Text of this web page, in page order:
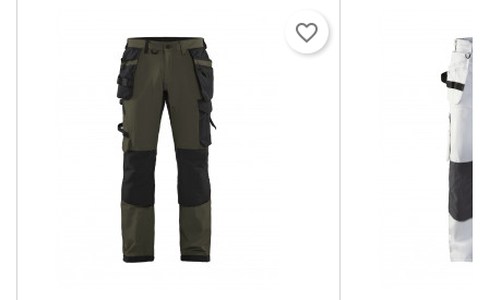
favorite_border